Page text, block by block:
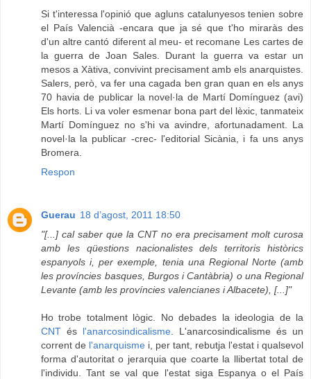
Si t'interessa l'opinió que agluns catalunyesos tenien sobre
el País Valencià -encara que ja sé que t'ho miraràs des
d'un altre cantó diferent al meu- et recomane Les cartes de
la guerra de Joan Sales. Durant la guerra va estar un
mesos a Xàtiva, convivint precisament amb els anarquistes.
Salers, però, va fer una cagada ben gran quan en els anys
70 havia de publicar la novel·la de Martí Domínguez (avi)
Els horts. Li va voler esmenar bona part del lèxic, tanmateix
Martí Domínguez no s'hi va avindre, afortunadament. La
novel·la la publicar -crec- l'editorial Sicània, i fa uns anys
Bromera.
Respon
Guerau 18 d’agost, 2011 18:50
"[...] cal saber que la CNT no era precisament molt curosa
amb les qüestions nacionalistes dels territoris històrics
espanyols i, per exemple, tenia una Regional Norte (amb
les províncies basques, Burgos i Cantàbria) o una Regional
Levante (amb les províncies valencianes i Albacete), [...]"
Ho trobe totalment lògic. No debades la ideologia de la
CNT és l'anarcosindicalisme . L'anarcosindicalisme és un
corrent de l'anarquisme i, per tant, rebutja l'estat i qualsevol
forma d'autoritat o jerarquia que coarte la llibertat total de
l'individu. Tant se val que l'estat siga Espanya o el País